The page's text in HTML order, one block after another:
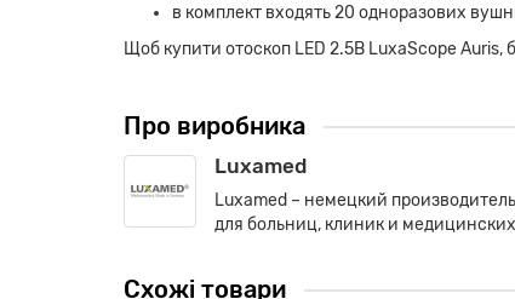
в комплект входять 20 одноразових
Щоб купити отоскоп LED 2.5В LuxaScope
Про виробника
Luxamed
Luxamed – немецкий
для больниц, клиник и
Схожі товари